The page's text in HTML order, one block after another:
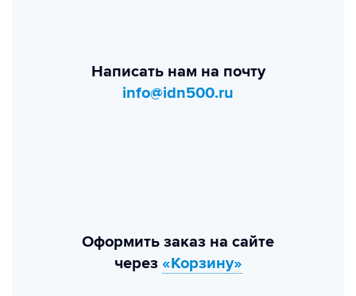
Написать нам на почту
info@idn500.ru
Оформить заказ на сайте
через «Корзину»